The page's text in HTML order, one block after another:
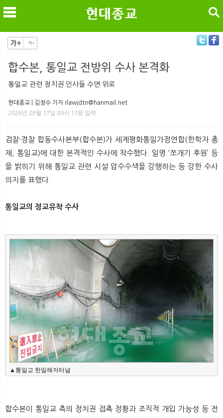
메
검색
합수본, 통일교 전방위 수사 본격화
통일교 관련 정치권 인사들 수면 위로
현대종교 | 김정수 기자 rlawjdtn@hanmail.net
2026년 03월 17일 09시 17분 입력
검찰·경찰 합동수사본부(합수본)가 세계평화통일가정연합(한학자 총
재, 통일교)에 대한 본격적인 수사에 착수했다. 일명 ‘쪼개기 후원’ 등
을 밝히기 위해 통일교 관련 시설 압수수색을 강행하는 등 강한 수사
의지를 표했다.
통일교의 정교유착 수사
▲통일교 한일해저터널
합수본이 통일교 측의 정치권 접촉 정황과 조직적 개입 가능성 등 전